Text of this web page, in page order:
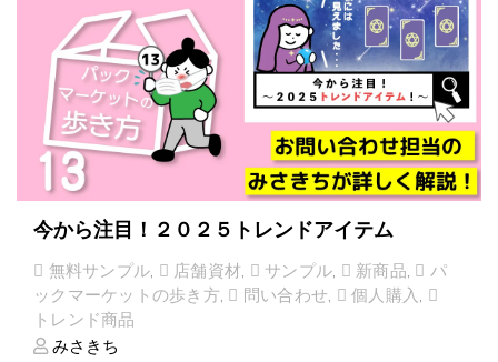
今から注目！２０２５トレンドアイテム
無料サンプル, 店舗資材, サンプル, 新商品,
パ
ックマーケットの歩き方, 問い合わせ, 個人購入 ,
トレンド商品
みさきち